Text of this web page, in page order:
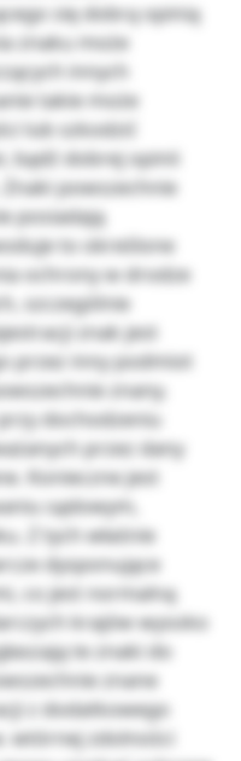
się dobrą opinią
znaku może
innych
takie może
lub szkodzić
bądź dobrej opinii
powszechnie
posiadają
to określone
ochrony w drodze
szczególnie
znak jest
przez inny podmiot
znany.
dochodzeniu
przez dany
Konieczne jest
sądowym,
Z tych właśnie
dysponujące
co jest normalną
krajów wysoko
te znaki do
znane
z dodatkowego
wtórnej zdolności